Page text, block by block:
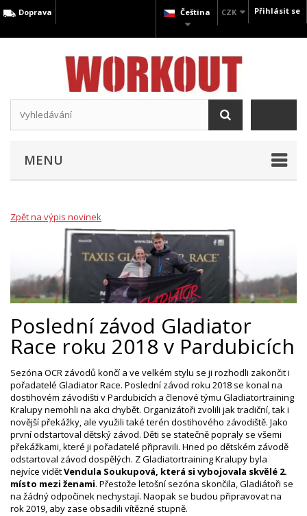
Přihlásit se
CZK
Čeština
Doprava
MENU
Zpět na výpis novinek
Poslední závod Gladiator
Race roku 2018 v Pardubicích
Sezóna OCR závodů končí a ve velkém stylu se ji rozhodli zakončit i
pořadatelé Gladiator Race. Poslední závod roku 2018 se konal na
dostihovém závodišti v Pardubicích a členové týmu Gladiatortraining
Kralupy nemohli na akci chybět. Organizátoři zvolili jak tradiční, tak i
novější překážky, ale využili také terén dostihového závodiště. Jako
první odstartoval dětský závod. Děti se statečně popraly se všemi
překážkami, které ji pořadatelé připravili. Hned po dětském závodě
odstartoval závod dospělých. Z Gladiatortraining Kralupy byla
nejvíce vidětVendula Soukupová, která si vybojovala skvělé 2.
místo mezi ženami. Přestože letošní sezóna skončila, Gladiátoři se
na žádný odpočinek nechystají. Naopak se budou připravovat na
rok 2019, aby zase obsadili vítězné stupně.